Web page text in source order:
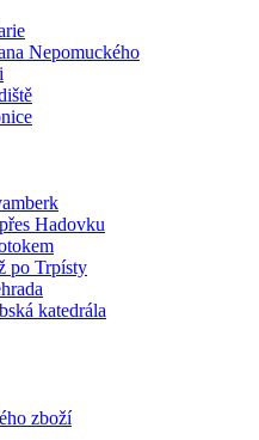
Nepomuckého
Hadovku
po Trpísty
katedrála
zboží